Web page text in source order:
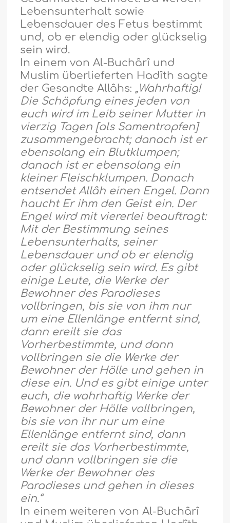
Lebensunterhalt sowie
Lebensdauer des Fetus bestimmt
und, ob er elendig oder glückselig
sein wird.
In einem von Al-Buchârî und
Muslim überlieferten Hadîth sagte
der Gesandte Allâhs: „Wahrhaftig!
Die Schöpfung eines jeden von
euch wird im Leib seiner Mutter in
vierzig Tagen [als Samentropfen]
zusammengebracht; danach ist er
ebensolang ein Blutklumpen;
danach ist er ebensolang ein
kleiner Fleischklumpen. Danach
entsendet Allâh einen Engel. Dann
haucht Er ihm den Geist ein. Der
Engel wird mit viererlei beauftragt:
Mit der Bestimmung seines
Lebensunterhalts, seiner
Lebensdauer und ob er elendig
oder glückselig sein wird. Es gibt
einige Leute, die Werke der
Bewohner des Paradieses
vollbringen, bis sie von ihm nur
um eine Ellenlänge entfernt sind,
dann ereilt sie das
Vorherbestimmte, und dann
vollbringen sie die Werke der
Bewohner der Hölle und gehen in
diese ein. Und es gibt einige unter
euch, die wahrhaftig Werke der
Bewohner der Hölle vollbringen,
bis sie von ihr nur um eine
Ellenlänge entfernt sind, dann
ereilt sie das Vorherbestimmte,
und dann vollbringen sie die
Werke der Bewohner des
Paradieses und gehen in dieses
ein.“
In einem weiteren von Al-Buchârî